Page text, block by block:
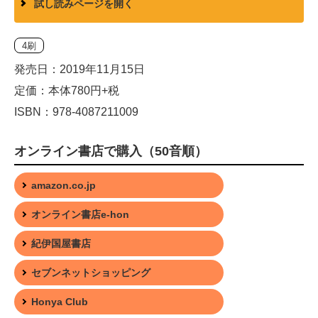
試し読みページを開く
4刷
発売日：2019年11月15日
定価：本体780円+税
ISBN：978-4087211009
オンライン書店で購入（50音順）
amazon.co.jp
オンライン書店e-hon
紀伊国屋書店
セブンネットショッピング
Honya Club